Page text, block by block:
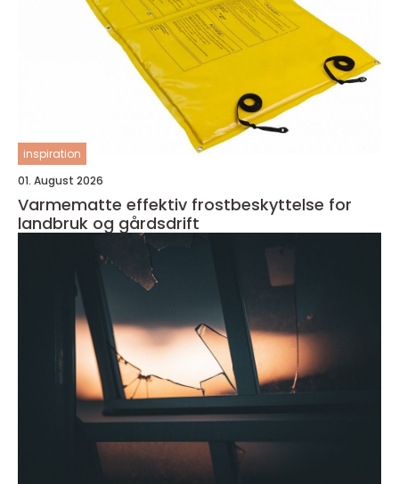
inspiration
01. August 2026
Varmematte effektiv frostbeskyttelse for
landbruk og gårdsdrift